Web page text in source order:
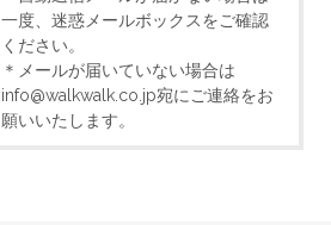
一度、迷惑メールボックスをご確認
ください。
＊メールが届いていない場合は
info@walkwalk.co.jp宛にご連絡をお
願いいたします。